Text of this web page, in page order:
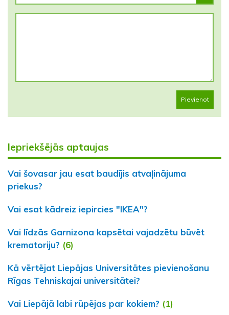
Pievienot
Iepriekšējās aptaujas
Vai šovasar jau esat baudījis atvaļinājuma
priekus?
Vai esat kādreiz iepircies "IKEA"?
Vai līdzās Garnizona kapsētai vajadzētu būvēt
krematoriju? (6)
Kā vērtējat Liepājas Universitātes pievienošanu
Rīgas Tehniskajai universitātei?
Vai Liepājā labi rūpējas par kokiem? (1)